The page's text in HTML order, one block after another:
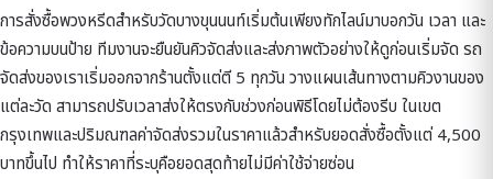
การสั่งซื้อพวงหรีดสำหรับวัดบางขุนนนท์เริ่มต้นเพียงทักไลน์มาบอกวัน เวลา และ
ข้อความบนป้าย ทีมงานจะยืนยันคิวจัดส่งและส่งภาพตัวอย่างให้ดูก่อนเริ่มจัด รถ
จัดส่งของเราเริ่มออกจากร้านตั้งแต่ตี 5 ทุกวัน วางแผนเส้นทางตามคิวงานของ
แต่ละวัด สามารถปรับเวลาส่งให้ตรงกับช่วงก่อนพิธีโดยไม่ต้องรีบ ในเขต
กรุงเทพและปริมณฑลค่าจัดส่งรวมในราคาแล้วสำหรับยอดสั่งซื้อตั้งแต่ 4,500
บาทขึ้นไป ทำให้ราคาที่ระบุคือยอดสุดท้ายไม่มีค่าใช้จ่ายซ่อน